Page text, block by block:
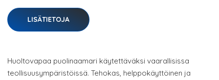
LISÄTIETOJA
Huoltovapaa puolinaamari käytettäväksi vaarallisissa
teollisuusympäristöissä. Tehokas, helppokäyttöinen ja